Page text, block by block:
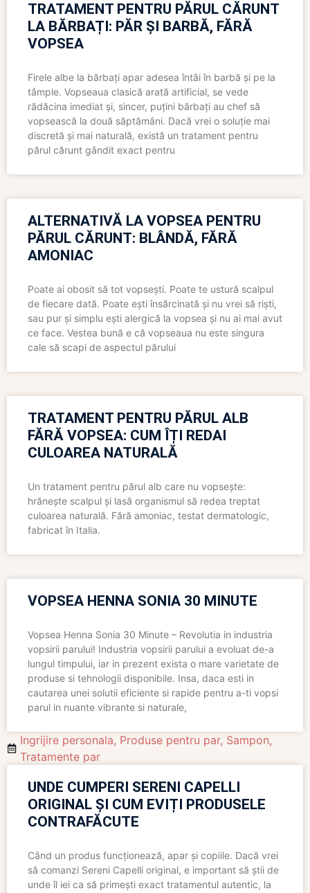
TRATAMENT PENTRU PĂRUL CĂRUNT
LA BĂRBAȚI: PĂR ȘI BARBĂ, FĂRĂ
VOPSEA
Firele albe la bărbați apar adesea întâi în barbă și pe la
tâmple. Vopseaua clasică arată artificial, se vede
rădăcina imediat și, sincer, puțini bărbați au chef să
vopsească la două săptămâni. Dacă vrei o soluție mai
discretă și mai naturală, există un tratament pentru
părul cărunt gândit exact pentru
ALTERNATIVĂ LA VOPSEA PENTRU
PĂRUL CĂRUNT: BLÂNDĂ, FĂRĂ
AMONIAC
Poate ai obosit să tot vopsești. Poate te ustură scalpul
de fiecare dată. Poate ești însărcinată și nu vrei să riști,
sau pur și simplu ești alergică la vopsea și nu ai mai avut
ce face. Vestea bună e că vopseaua nu este singura
cale să scapi de aspectul părului
TRATAMENT PENTRU PĂRUL ALB
FĂRĂ VOPSEA: CUM ÎȚI REDAI
CULOAREA NATURALĂ
Un tratament pentru părul alb care nu vopsește:
hrănește scalpul și lasă organismul să redea treptat
culoarea naturală. Fără amoniac, testat dermatologic,
fabricat în Italia.
VOPSEA HENNA SONIA 30 MINUTE
Vopsea Henna Sonia 30 Minute – Revolutia in industria
vopsirii parului! Industria vopsirii parului a evoluat de-a
lungul timpului, iar in prezent exista o mare varietate de
produse si tehnologii disponibile. Insa, daca esti in
cautarea unei solutii eficiente si rapide pentru a-ti vopsi
parul in nuante vibrante si naturale,
Ingrijire personala, Produse pentru par, Sampon,
Tratamente par
UNDE CUMPERI SERENI CAPELLI
ORIGINAL ȘI CUM EVIȚI PRODUSELE
CONTRAFĂCUTE
Când un produs funcționează, apar și copiile. Dacă vrei
să comanzi Sereni Capelli original, e important să știi de
unde îl iei ca să primești exact tratamentul autentic, la